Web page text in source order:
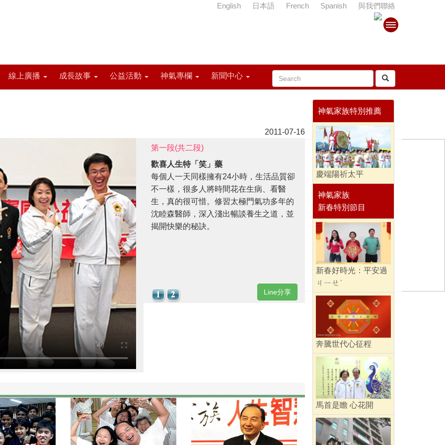
線上廣播 成長故事 公益活動 神氣專欄 新聞中心
English 日本語 French Spanish 與我們聯絡
2011-07-16
第一段(共二段)
歡喜人生特「笑」藥
每個人一天同樣擁有24小時，生活品質卻
不一樣，很多人將時間花在生病、看醫
生，真的很可惜。修習太極門氣功多年的
沈睦森醫師，深入淺出暢談養生之道，並
揭開快樂的秘訣。
Line分享
神氣家族特別推薦
慶端陽祈太平
神氣家族
新春特別節目
新春好時光：平安過
ㄐㄧㄝˊ
奔騰世代心征程
馬首是瞻 心花開